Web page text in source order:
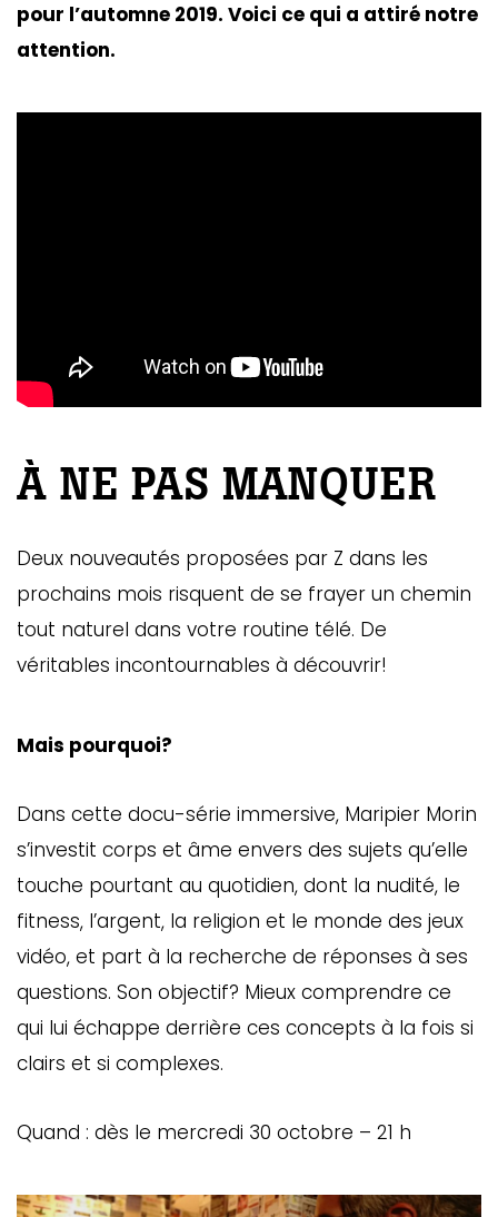
pour l’automne 2019. Voici ce qui a attiré notre
attention.
À NE PAS MANQUER
Deux nouveautés proposées par Z dans les
prochains mois risquent de se frayer un chemin
tout naturel dans votre routine télé. De
véritables incontournables à découvrir!
Mais pourquoi?
Dans cette docu-série immersive, Maripier Morin
s’investit corps et âme envers des sujets qu’elle
touche pourtant au quotidien, dont la nudité, le
fitness, l’argent, la religion et le monde des jeux
vidéo, et part à la recherche de réponses à ses
questions. Son objectif? Mieux comprendre ce
qui lui échappe derrière ces concepts à la fois si
clairs et si complexes.
Quand : dès le mercredi 30 octobre – 21 h